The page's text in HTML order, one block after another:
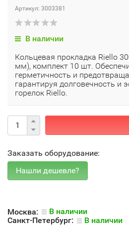
Артикул: 3003381
В наличии
Кольцевая прокладка Riello
мм), комплект 10 шт.
герметичность и
гарантируя долговечность и
горелок Riello.
Заказать оборудование:
Москва:
В наличии
Санкт-Петербург:
В наличии